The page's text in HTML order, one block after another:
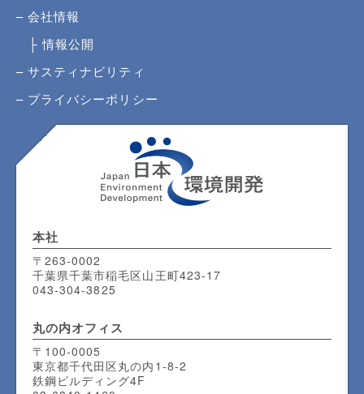
会社情報
情報公開
サスティナビリティ
プライバシーポリシー
本社
〒263-0002
千葉県千葉市稲毛区山王町423-17
043-304-3825
丸の内オフィス
〒100-0005
東京都千代田区丸の内1-8-2
鉄鋼ビルディング4F